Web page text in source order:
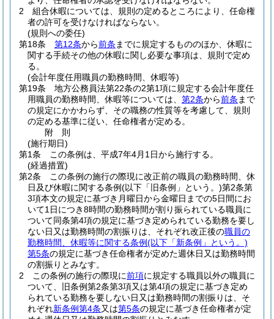
2
組合休暇については、規則の定めるところにより、任命権
者の許可を受けなければならない。
(規則への委任)
第18条
第12条から前条 までに規定するもののほか、休暇に
関する手続その他の休暇に関し必要な事項は、規則で定め
る。
(会計年度任用職員の勤務時間、休暇等)
第19条
地方公務員法第22条の2第1項に規定する会計年度任
用職員の勤務時間、休暇等については、 第2条から前条 まで
の規定にかかわらず、その職務の性質等を考慮して、規則
の定める基準に従い、任命権者が定める。
附 則
(施行期日)
第1条
この条例は、平成7年4月1日から施行する。
(経過措置)
第2条
この条例の施行の際現に改正前の職員の勤務時間、休
日及び休暇に関する条例(以下「旧条例」という。)第2条第
3項本文の規定に基づき月曜日から金曜日までの5日間にお
いて1日につき8時間の勤務時間が割り振られている職員に
ついて同条第4項の規定に基づき定められている勤務を要し
ない日又は勤務時間の割振りは、それぞれ改正後の職員の
勤務時間、休暇等に関する条例(以下「新条例」という。)
第5条の規定に基づき任命権者が定めた週休日又は勤務時間
の割振りとみなす。
2
この条例の施行の際現に前項に規定する職員以外の職員に
ついて、旧条例第2条第3項又は第4項の規定に基づき定め
られている勤務を要しない日又は勤務時間の割振りは、そ
れぞれ新条例第4条又は第5条の規定に基づき任命権者が定